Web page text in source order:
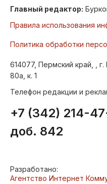
Главный редактор:
Правила использования
Политика обработки
614077, Пермский край, ,
80а, к. 1
Телефон редакции и
+7 (342) 214-
доб. 842
Разработано:
Агентство Интернет